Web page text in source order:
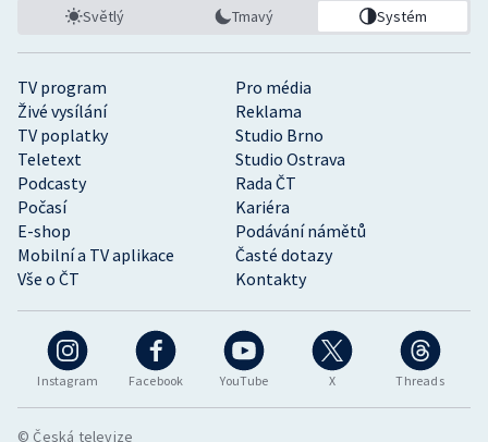
Instagram Facebook YouTube X Threads
TV program
Pro média
Živé vysílání
Reklama
TV poplatky
Studio Brno
Teletext
Studio Ostrava
Podcasty
Rada ČT
Počasí
Kariéra
E-shop
Podávání námětů
Mobilní a TV aplikace
Časté dotazy
Vše o ČT
Kontakty
Světlý Tmavý Systém
© Česká televize